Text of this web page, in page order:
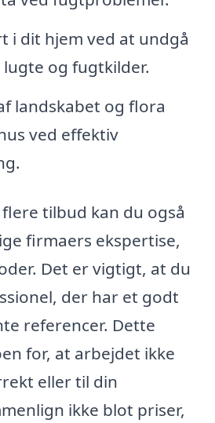
i dit hjem ved at undgå
og fugtkilder.
landskabet og flora
ved effektiv
tilbud kan du også
firmaers ekspertise,
Det er vigtigt, at du
der har et godt
referencer. Dette
for, at arbejdet ikke
eller til din
ikke blot priser,